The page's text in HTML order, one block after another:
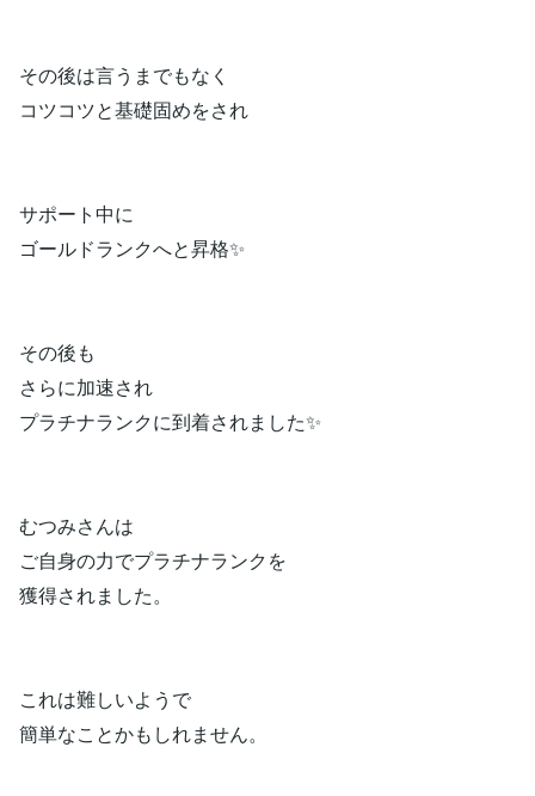
その後は言うまでもなく
コツコツと基礎固めをされ
サポート中に
ゴールドランクへと昇格✨
その後も
さらに加速され
プラチナランクに到着されました✨
むつみさんは
ご自身の力でプラチナランクを
獲得されました。
これは難しいようで
簡単なことかもしれません。